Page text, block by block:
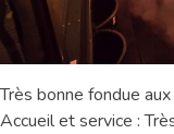
Très bonne fondue
Accueil et service :